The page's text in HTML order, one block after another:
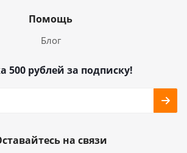
Помощь
Блог
500 рублей за подписку!
на связи